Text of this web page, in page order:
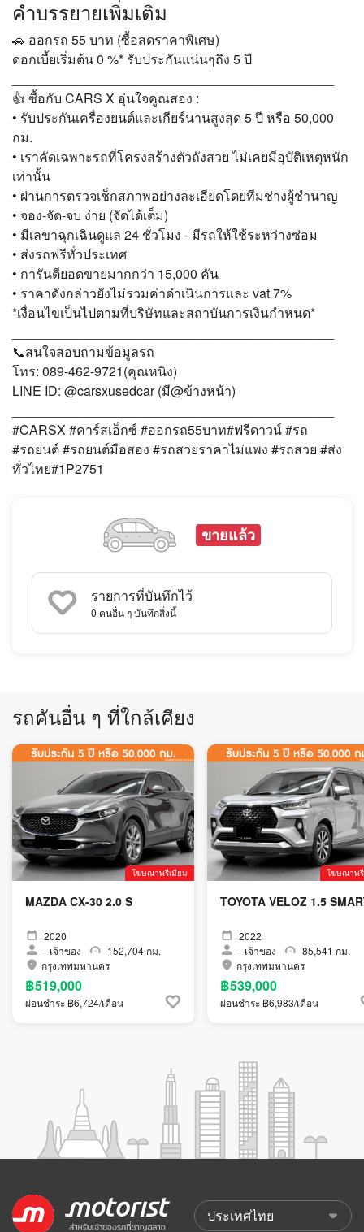
คำบรรยายเพิ่มเติม
🚗 ออกรถ 55 บาท (ซื้อสดราคาพิเศษ)
ดอกเบี้ยเริ่มต้น 0 %* รับประกันแน่นๆถึง 5 ปี
👍 ซื้อกับ CARS X อุ่นใจคูณสอง :
• รับประกันเครื่องยนต์และเกียร์นานสูงสุด 5 ปี หรือ 50,000
กม.
• เราคัดเฉพาะรถที่โครงสร้างตัวถังสวย ไม่เคยมีอุบัติเหตุหนัก
เท่านั้น
• ผ่านการตรวจเช็กสภาพอย่างละเอียดโดยทีมช่างผู้ชำนาญ
• จอง-จัด-จบ ง่าย (จัดได้เต็ม)
• มีเลขาฉุกเฉินดูแล 24 ชั่วโมง - มีรถให้ใช้ระหว่างซ่อม
• ส่งรถฟรีทั่วประเทศ
• การันตียอดขายมากกว่า 15,000 คัน
• ราคาดังกล่าวยังไม่รวมค่าดำเนินการและ vat 7%
*เงื่อนไขเป็นไปตามที่บริษัทและสถาบันการเงินกำหนด*
📞สนใจสอบถามข้อมูลรถ
โทร: 089-462-9721(คุณหนิง)
LINE ID: @carsxusedcar (มี@ข้างหน้า)
#CARSX #คาร์สเอ็กซ์ #ออกรถ55บาท#ฟรีดาวน์ #รถ
#รถยนต์ #รถยนต์มือสอง #รถสวยราคาไม่แพง #รถสวย #ส่ง
ทั่วไทย#1P2751
ขายแล้ว
รายการที่บันทึกไว้
0 คนอื่น ๆ บันทึกสิ่งนี้
รถคันอื่น ๆ ที่ใกล้เคียง
โฆษณาพรีเมียม
MAZDA CX-30 2.0 S
2020
- เจ้าของ
152,704 กม.
กรุงเทพมหานคร
฿519,000
ผ่อนชำระ ฿6,724/เดือน
โฆษณาพ
TOYOTA VELOZ 1.5
2022
- เจ้าของ
85,541 กม.
กรุงเทพมหานคร
฿539,000
ผ่อนชำระ ฿6,983/เดือน